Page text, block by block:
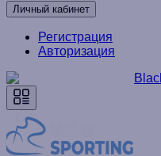
Личный кабинет
Регистрация
Авторизация